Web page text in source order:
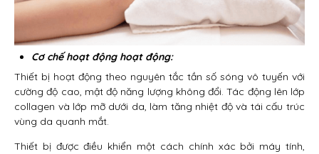
Cơ chế hoạt động hoạt động:
Thiết bị hoạt động theo nguyên tắc tần số sóng vô tuyến với
cường độ cao, mật độ năng lượng không đổi. Tác động lên lớp
collagen và lớp mỡ dưới da, làm tăng nhiệt độ và tái cấu trúc
vùng da quanh mắt.
Thiết bị được điều khiển một cách chính xác bởi máy tính,